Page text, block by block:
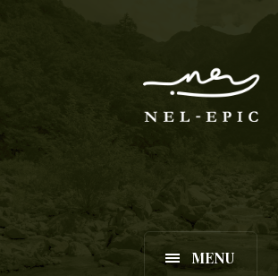
MENU